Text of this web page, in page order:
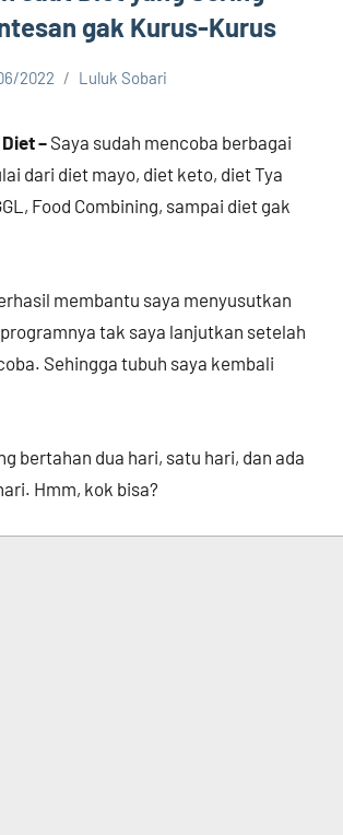
gak Kurus-Kurus
2022 Luluk Sobari
– Saya sudah mencoba berbagai
dari diet mayo, diet keto, diet Tya
Food Combining, sampai diet gak
membantu saya menyusutkan
tak saya lanjutkan setelah
Sehingga tubuh saya kembali
bertahan dua hari, satu hari, dan ada
Hmm, kok bisa?